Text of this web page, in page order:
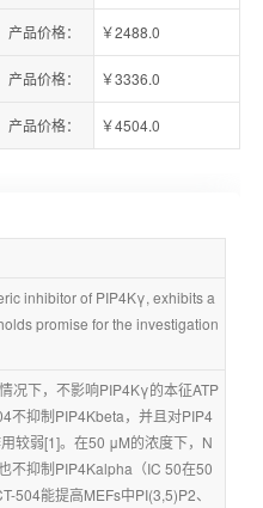
产品价格： ￥2488.0
产品价格： ￥3336.0
产品价格： ￥4504.0
inhibitor of PIP4Kγ, exhibits a
promise for the investigation
况下，不影响PIP4Kγ的本征ATP
不抑制PIP4Kbeta，并且对PIP4
较弱[1]。在50 μM的浓度下，N
不抑制PIP4Kalpha（IC 50在50
504能提高MEFs中PI(3,5)P2、